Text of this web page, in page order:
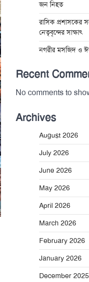
জন নিহত
রাসিক প্রশাসকের
নেতৃবৃন্দের সাক্ষাৎ
নগরীর মসজিদ ও
Recent
No comments to
Archives
August 2026
July 2026
June 2026
May 2026
April 2026
March 2026
February 2026
January 2026
December 2025